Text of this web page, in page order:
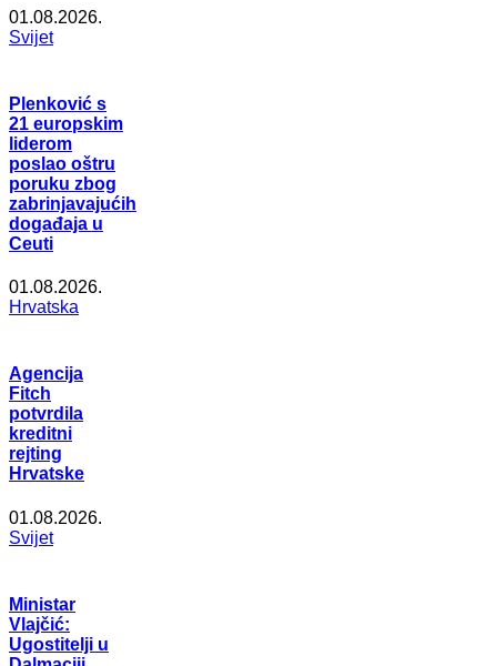
01.08.2026.
Svijet
Plenković s
21 europskim
liderom
poslao oštru
poruku zbog
zabrinjavajućih
događaja u
Ceuti
01.08.2026.
Hrvatska
Agencija
Fitch
potvrdila
kreditni
rejting
Hrvatske
01.08.2026.
Svijet
Ministar
Vlajčić:
Ugostitelji u